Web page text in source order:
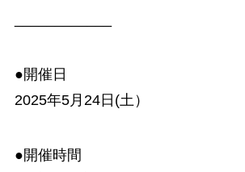
●開催日
2025年5月24日(土）
●開催時間